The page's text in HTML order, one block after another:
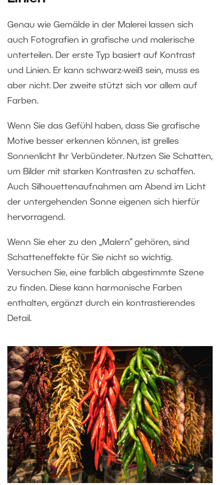
Genau wie Gemälde in der Malerei lassen sich
auch Fotografien in grafische und malerische
unterteilen. Der erste Typ basiert auf Kontrast
und Linien. Er kann schwarz-weiß sein, muss es
aber nicht. Der zweite stützt sich vor allem auf
Farben.
Wenn Sie das Gefühl haben, dass Sie grafische
Motive besser erkennen können, ist grelles
Sonnenlicht Ihr Verbündeter. Nutzen Sie Schatten,
um Bilder mit starken Kontrasten zu schaffen.
Auch Silhouettenaufnahmen am Abend im Licht
der untergehenden Sonne eigenen sich hierfür
hervorragend.
Wenn Sie eher zu den „Malern“ gehören, sind
Schatteneffekte für Sie nicht so wichtig.
Versuchen Sie, eine farblich abgestimmte Szene
zu finden. Diese kann harmonische Farben
enthalten, ergänzt durch ein kontrastierendes
Detail.